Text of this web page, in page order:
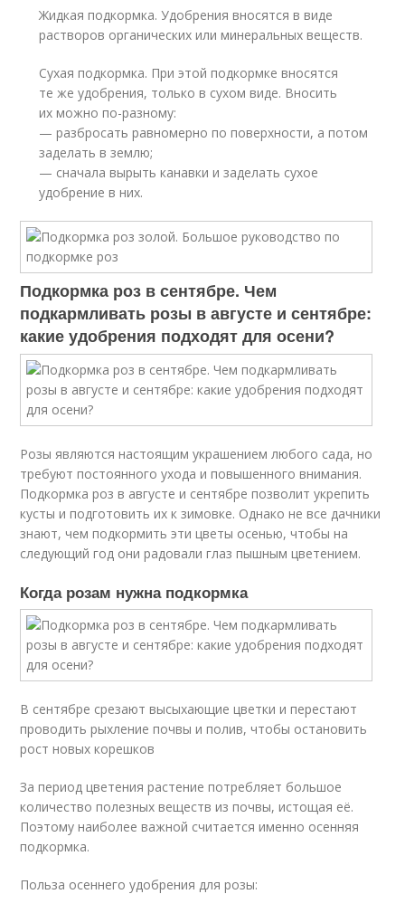
Жидкая подкормка. Удобрения вносятся в виде
растворов органических или минеральных веществ.
Сухая подкормка. При этой подкормке вносятся
те же удобрения, только в сухом виде. Вносить
их можно по-разному:
— разбросать равномерно по поверхности, а потом
заделать в землю;
— сначала вырыть канавки и заделать сухое
удобрение в них.
Подкормка роз в сентябре. Чем
подкармливать розы в августе и сентябре:
какие удобрения подходят для осени?
Розы являются настоящим украшением любого сада, но
требуют постоянного ухода и повышенного внимания.
Подкормка роз в августе и сентябре позволит укрепить
кусты и подготовить их к зимовке. Однако не все дачники
знают, чем подкормить эти цветы осенью, чтобы на
следующий год они радовали глаз пышным цветением.
Когда розам нужна подкормка
В сентябре срезают высыхающие цветки и перестают
проводить рыхление почвы и полив, чтобы остановить
рост новых корешков
За период цветения растение потребляет большое
количество полезных веществ из почвы, истощая её.
Поэтому наиболее важной считается именно осенняя
подкормка.
Польза осеннего удобрения для розы: